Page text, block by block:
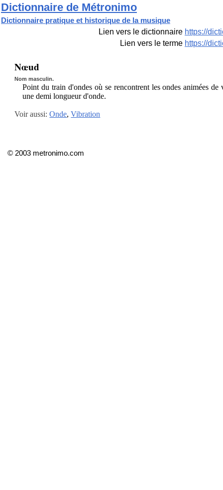
Dictionnaire de Métronimo
Dictionnaire pratique et historique de la musique
Lien vers le dictionnaire https://
Lien vers le terme https://
Nœud
Nom masculin.
Point du train d'ondes où se rencontrent les ondes animées
une demi longueur d'onde.
Voir aussi: Onde,Vibration
© 2003 metronimo.com